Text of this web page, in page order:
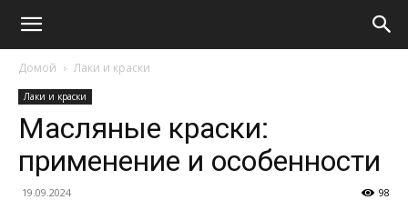
Домой Лаки и краски
Лаки и краски
Масляные краски:
применение и особенности
19.09.2024 98